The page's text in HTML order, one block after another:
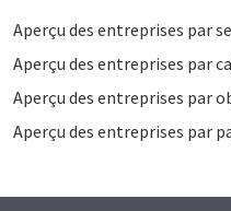
Aperçu des entreprises par
Aperçu des entreprises par
Aperçu des entreprises par
Aperçu des entreprises par